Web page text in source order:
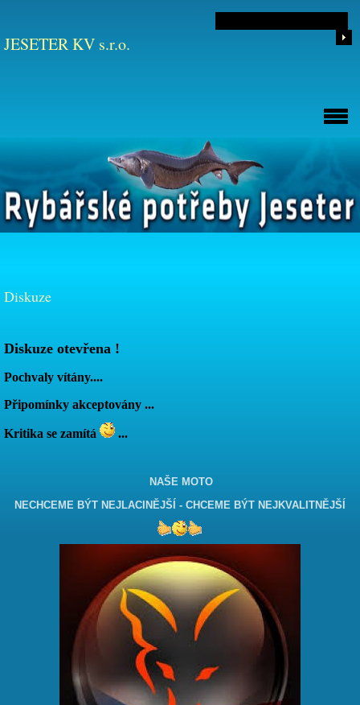
JESETER KV s.r.o.
Diskuze
Diskuze otevřena !
Pochvaly vítány....
Připomínky akceptovány ...
Kritika se zamítá ...
NAŠE MOTO
NECHCEME BÝT NEJLACINĚJŠÍ - CHCEME BÝT NEJKVALITNĚJŠÍ